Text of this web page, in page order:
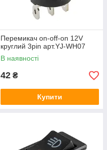
Перемикач on-off-on 12V
круглий 3pin арт.YJ-WH07
В наявності
42 ₴
Купити